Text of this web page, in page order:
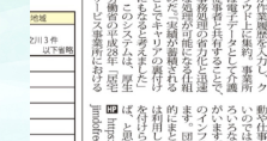
デイサービスネスト実籾
建築設計
ブログ